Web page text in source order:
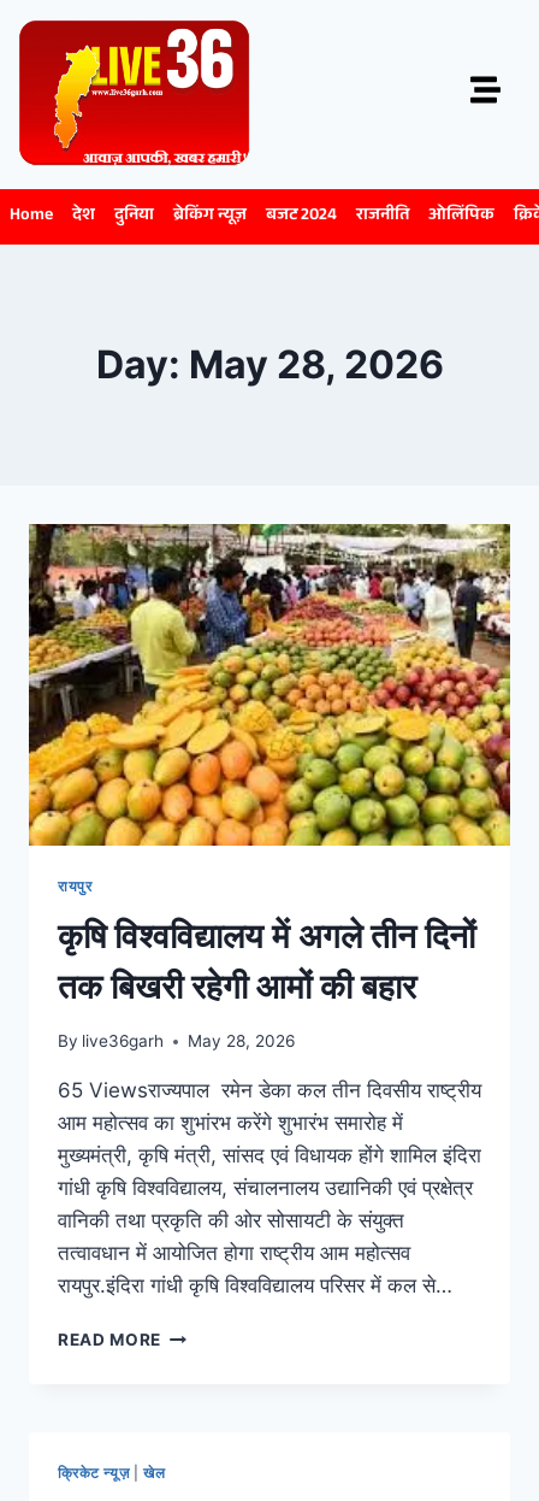
Home देश दुनिया ब्रेकिंग न्यूज़ बजट 2024 राजनीति ओलिंपिक
Day: May 28, 2026
रायपुर
कृषि विश्वविद्यालय में अगले तीन दिनों
तक बिखरी रहेगी आमों की बहार
By live36garh May 28, 2026
65 Viewsराज्यपाल रमेन डेका कल तीन दिवसीय राष्ट्रीय
आम महोत्सव का शुभांरभ करेंगे शुभारंभ समारोह में
मुख्यमंत्री, कृषि मंत्री, सांसद एवं विधायक होंगे शामिल इंदिरा
गांधी कृषि विश्वविद्यालय, संचालनालय उद्यानिकी एवं प्रक्षेत्र
वानिकी तथा प्रकृति की ओर सोसायटी के संयुक्त
तत्वावधान में आयोजित होगा राष्ट्रीय आम महोत्सव
रायपुर.इंदिरा गांधी कृषि विश्वविद्यालय परिसर में कल से…
READ MORE
क्रिकेट न्यूज़| खेल